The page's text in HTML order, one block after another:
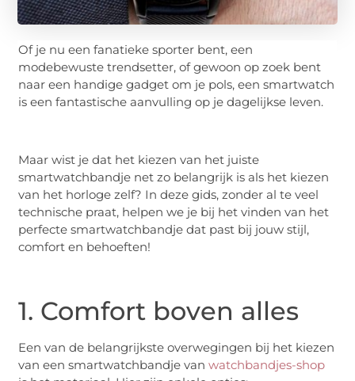
Of je nu een fanatieke sporter bent, een
modebewuste trendsetter, of gewoon op zoek bent
naar een handige gadget om je pols, een smartwatch
is een fantastische aanvulling op je dagelijkse leven.
Maar wist je dat het kiezen van het juiste
smartwatchbandje net zo belangrijk is als het kiezen
van het horloge zelf? In deze gids, zonder al te veel
technische praat, helpen we je bij het vinden van het
perfecte smartwatchbandje dat past bij jouw stijl,
comfort en behoeften!
1. Comfort boven alles
Een van de belangrijkste overwegingen bij het kiezen
van een smartwatchbandje vanwatchbandjes-shop